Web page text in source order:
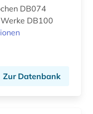
anthropologische linguistik (1)
DB074
DB100
Zur Datenbank